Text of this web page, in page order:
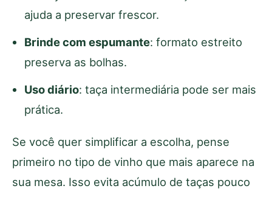
ajuda a preservar frescor.
Brinde com espumante: formato estreito
preserva as bolhas.
Uso diário: taça intermediária pode ser mais
prática.
Se você quer simplificar a escolha, pense
primeiro no tipo de vinho que mais aparece na
sua mesa. Isso evita acúmulo de taças pouco